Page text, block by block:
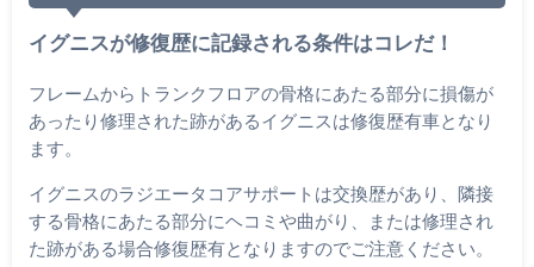
イグニスが修復歴に記録される条件はコレだ！
フレームからトランクフロアの骨格にあたる部分に損傷が
あったり修理された跡があるイグニスは修復歴有車となり
ます。
イグニスのラジエータコアサポートは交換歴があり、隣接
する骨格にあたる部分にヘコミや曲がり、または修理され
た跡がある場合修復歴有となりますのでご注意ください。